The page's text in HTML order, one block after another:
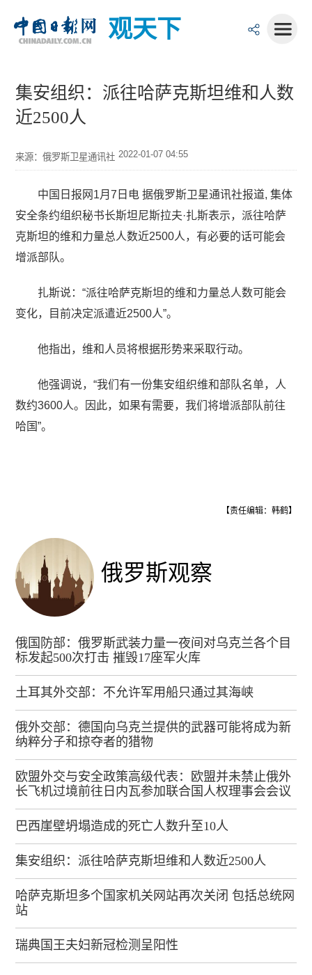
观天下
集安组织：派往哈萨克斯坦维和人数
近2500人
来源：俄罗斯卫星通讯社 2022-01-07 04:55
中国日报网1月7日电 据俄罗斯卫星通讯社报道, 集体
安全条约组织秘书长斯坦尼斯拉夫·扎斯表示，派往哈萨
克斯坦的维和力量总人数近2500人，有必要的话可能会
增派部队。
扎斯说：“派往哈萨克斯坦的维和力量总人数可能会
变化，目前决定派遣近2500人”。
他指出，维和人员将根据形势来采取行动。
他强调说，“我们有一份集安组织维和部队名单，人
数约3600人。因此，如果有需要，我们将增派部队前往
哈国”。
【责任编辑：韩鹤】
俄罗斯观察
俄国防部：俄罗斯武装力量一夜间对乌克兰各个目
标发起500次打击 摧毁17座军火库
土耳其外交部：不允许军用船只通过其海峡
俄外交部：德国向乌克兰提供的武器可能将成为新
纳粹分子和掠夺者的猎物
欧盟外交与安全政策高级代表：欧盟并未禁止俄外
长飞机过境前往日内瓦参加联合国人权理事会会议
巴西崖壁坍塌造成的死亡人数升至10人
集安组织：派往哈萨克斯坦维和人数近2500人
哈萨克斯坦多个国家机关网站再次关闭 包括总统网
站
瑞典国王夫妇新冠检测呈阳性